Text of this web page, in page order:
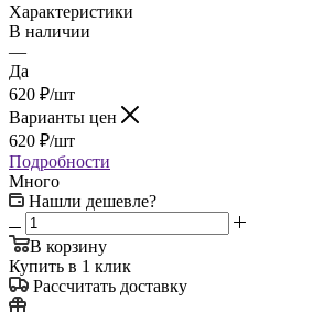
Характеристики
В наличии
—
Да
620 ₽/шт
Варианты цен
620 ₽/шт
Подробности
Много
Нашли дешевле?
В корзину
Купить в 1 клик
Рассчитать доставку